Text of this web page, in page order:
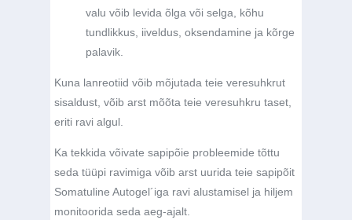
valu võib levida õlga või selga, kõhu
tundlikkus, iiveldus, oksendamine ja kõrge
palavik.
Kuna lanreotiid võib mõjutada teie veresuhkrut
sisaldust, võib arst mõõta teie veresuhkru taset,
eriti ravi algul.
Ka tekkida võivate sapipõie probleemide tõttu
seda tüüpi ravimiga võib arst uurida teie sapipõit
Somatuline Autogel´iga ravi alustamisel ja hiljem
monitoorida seda aeg-ajalt.